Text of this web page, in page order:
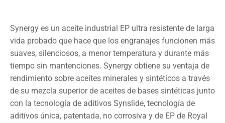
Synergy es un aceite industrial EP ultra resistente de larga
vida probado que hace que los engranajes funcionen más
suaves, silenciosos, a menor temperatura y durante más
tiempo sin mantenciones. Synergy obtiene su ventaja de
rendimiento sobre aceites minerales y sintéticos a través
de su mezcla superior de aceites de bases sintéticas junto
con la tecnología de aditivos Synslide, tecnología de
aditivos única, patentada, no corrosiva y de EP de Royal